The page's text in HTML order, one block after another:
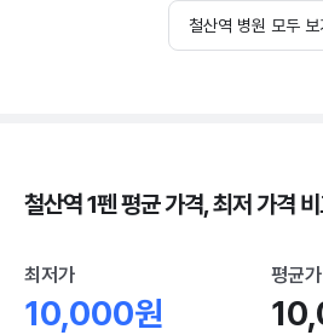
철산역 병원 모두 보
철산역 1펜 평균 가격, 최저 가격
최저가
10,000원
평균가